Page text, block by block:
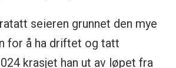
seieren grunnet den mye
for å ha driftet og tatt
krasjet han ut av løpet fra